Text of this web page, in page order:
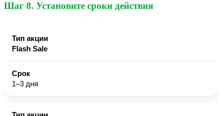
Шаг 8. Установите сроки действия
Flash Sale
1–3 дня